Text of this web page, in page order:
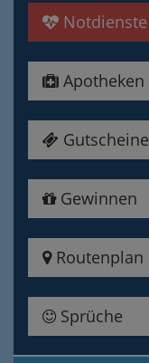
Notdienste
Apotheken
Gutscheine
Gewinnen
Routenplan
Sprüche